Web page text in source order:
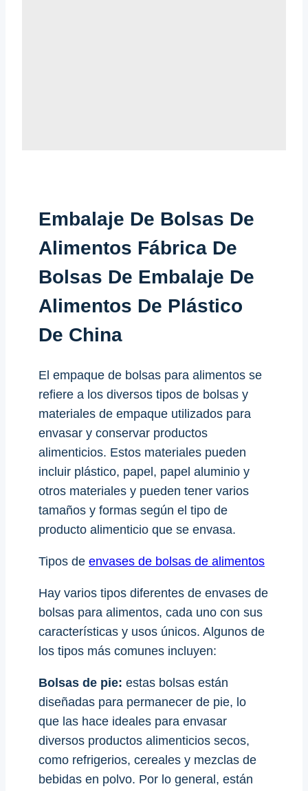
Embalaje De Bolsas De
Alimentos Fábrica De
Bolsas De Embalaje De
Alimentos De Plástico
De China
El empaque de bolsas para alimentos se
refiere a los diversos tipos de bolsas y
materiales de empaque utilizados para
envasar y conservar productos
alimenticios. Estos materiales pueden
incluir plástico, papel, papel aluminio y
otros materiales y pueden tener varios
tamaños y formas según el tipo de
producto alimenticio que se envasa.
Tipos de envases de bolsas de alimentos
Hay varios tipos diferentes de envases de
bolsas para alimentos, cada uno con sus
características y usos únicos. Algunos de
los tipos más comunes incluyen:
Bolsas de pie: estas bolsas están
diseñadas para permanecer de pie, lo
que las hace ideales para envasar
diversos productos alimenticios secos,
como refrigerios, cereales y mezclas de
bebidas en polvo. Por lo general, están